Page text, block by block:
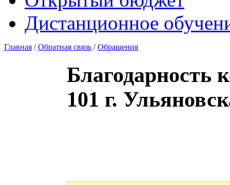
Дистанционное
Главная /Обратная связь /Обращения
101 г.